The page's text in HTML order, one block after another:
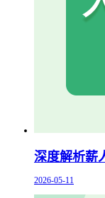
深度解析薪
2026-05-11